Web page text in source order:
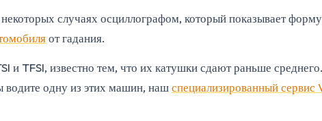
случаях осциллографом, который показывает
от гадания.
TFSI, известно тем, что их катушки сдают раньше
водите одну из этих машин, нашспециализированный